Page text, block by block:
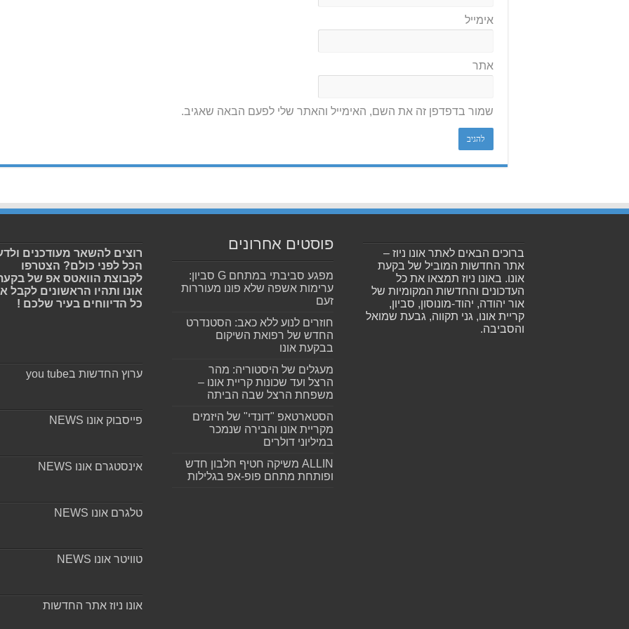
אימייל
אתר
שמור בדפדפן זה את השם, האימייל והאתר שלי לפעם הבאה שאגיב.
ברוכים הבאים לאתר אונו ניוז –
אתר החדשות המוביל של בקעת
אונו. באונו ניוז תמצאו את כל
העדכונים והחדשות המקומיות של
אור יהודה, יהוד-מונוסון, סביון,
קריית אונו, גני תקווה, גבעת שמואל
והסביבה.
פוסטים אחרונים
מפגע סביבתי במתחם G סביון:
ערימות אשפה שלא פונו מעוררות
זעם
חוזרים לנוע ללא כאב: הסטנדרט
החדש של רפואת השיקום
בבקעת אונו
מעגלים של היסטוריה: מהר
הרצל ועד שכונות קריית אונו –
משפחת הרצל שבה הביתה
הסטארטאפ "דונדי" של היזמים
מקריית אונו והבירה שנמכר
במיליוני דולרים
ALLIN משיקה חטיף חלבון חדש
ופותחת מתחם פופ-אפ בגלילות
רוצים להשאר מעודכנים
הכל לפני כולם? הצטרפו
לקבוצת הוואטס אפ של
אונו ותהיו הראשונים לקבל
כל הדיווחים בעיר שלכם !
ערוץ החדשות בyou tube
פייסבוק אונו NEWS
אינסטגרם אונו NEWS
טלגרם אונו NEWS
טוויטר אונו NEWS
אונו ניוז אתר החדשות